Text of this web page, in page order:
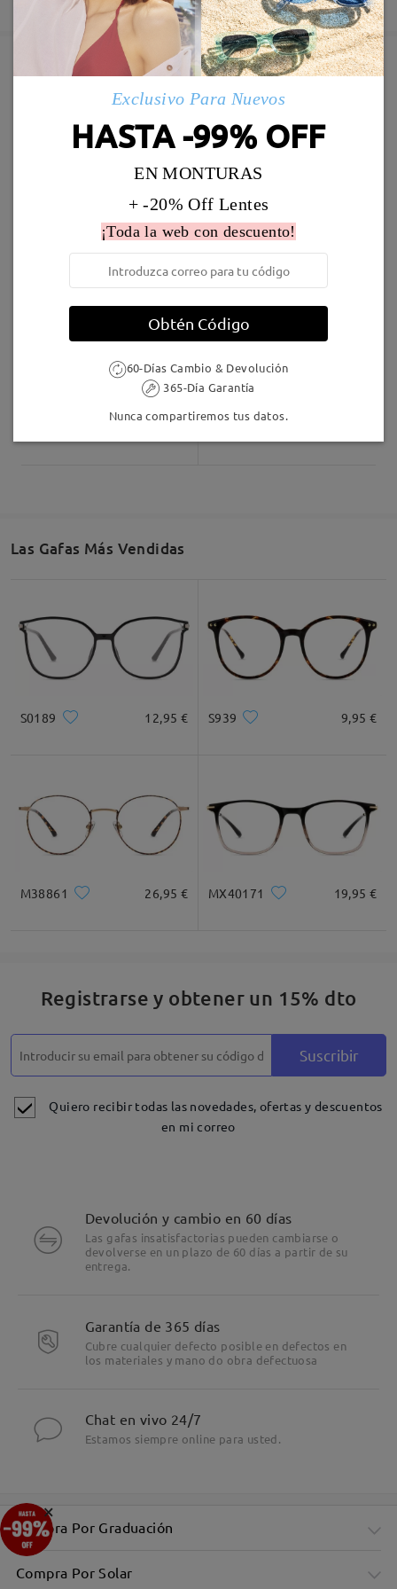
5-7 días laborales detalles
Enviado
5-7 días laborales
detalles
Marcos Similares
S52617 19,95 € S23850 16,95 €
26,95 €
Las Gafas Más Vendidas
S0189 12,95 € S939 9,95 €
M38861 26,95 € MX40171 19,95 €
Registrarse y obtener un 15% dto
Suscribir
Quiero recibir todas las novedades, ofertas y descuentos
en mi correo
Devolución y cambio en 60 días
Las gafas insatisfactorias pueden cambiarse o
devolverse en un plazo de 60 días a partir de su
entrega.
Garantía de 365 días
Cubre cualquier defecto posible en defectos en
los materiales y mano do obra defectuosa
Chat en vivo 24/7
Estamos siempre online para usted.
Compra Por Graduación
Compra Por Solar
×
Exclusivo Para Nuevos
HASTA -99% OFF
EN MONTURAS
+ -20% Off Lentes
¡Toda la web con descuento!
Obtén Código
60-Días Cambio & Devolución
365-Día Garantía
Nunca compartiremos tus datos.